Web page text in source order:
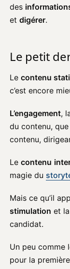
des
et digérer.
Le petit
Le contenu
c’est encore
L’engagement,
du contenu,
contenu,
Le contenu
magie du
Mais ce qu’il
stimulation et la
candidat.
Un peu comme
pour la